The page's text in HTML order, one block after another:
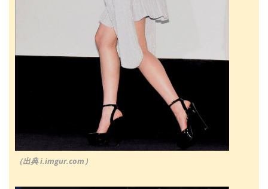
（出典 i.imgur.com）